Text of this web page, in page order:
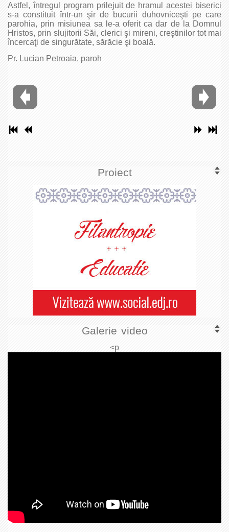
Astfel, întregul program prilejuit de hramul acestei biserici
s-a constituit într-un şir de bucurii duhovniceşti pe care
parohia, prin misiunea sa le-a oferit ca dar de la Domnul
Hristos, prin slujitorii Săi, clerici şi mireni, creştinilor tot mai
încercaţi de singurătate, sărăcie şi boală.
Pr. Lucian Petroaia, paroh
Proiect
Galerie video
<p